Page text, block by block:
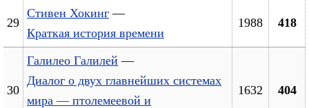
29
Стивен Хокинг —
Краткая история времени
1988 418
30
Галилео Галилей —
Диалог о двух главнейших системах
мира — птолемеевой и
1632 404